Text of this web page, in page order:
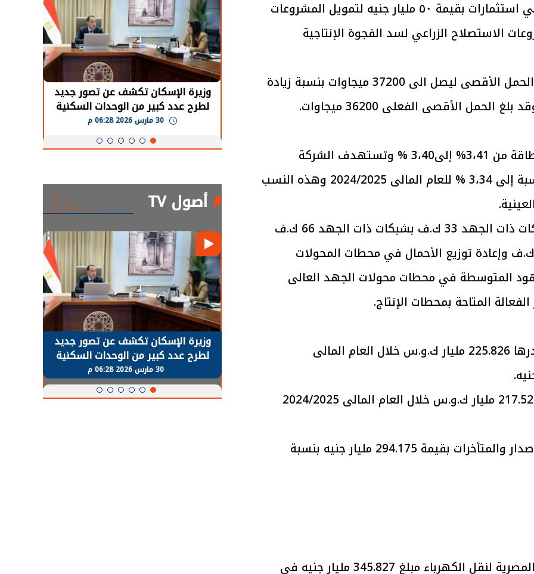
جودة التغذية الكهربائية، هذا بالإضافة الي استثمارات بقيمة ٥٠ مليار جنيه لتمويل المشروعات
الاستصلاح الزراعي لسد الفجوة الإنتاجية
الحمل الأقصى من المستهدف ان يرتفع الحمل الأقصى ليصل الى 37200 ميجاوات بنسبة زيادة
· من المتوقع انخفاض نسبة الفقد في الطاقة من 3،41% إلى3،40 % وتستهدف الشركة
المصرية لنقل الكهرباء الوصول بهذه النسبة إلى 3،34 % للعام المالى 2024/2025 وهذه النسب
· وذلك عن طريق الاستمرار في إحلال شبكات ذات الجهد 33 ك.ف بشبكات ذات الجهد 66 ك.ف
واستخدام الجهد 220 ك.ف بدلًا من 132 ك.ف وإعادة توزيع الأحمال في محطات المحولات
المتوسطة في محطات محولات الجهد العالى
المتاحة بمحطات الإنتاج.
· تهدف الموازنة إلى شراء كمية طاقة قدرها 225.826 مليار ك.و.س خلال العام المالى
· تهدف الموازنة بيع كمية طاقة قدرها 217.522 مليار ك.و.س خلال العام المالى 2024/2025
· وتستهدف الشركة تحصيل نقدى من الإصدار والمتأخرات بقيمة 294.175 مليار جنيه بنسبة
· من المستهدف أن تبلغ إيرادات الشركة المصرية لنقل الكهرباء مبلغ 345.827 مليار جنيه في
الإجراءات الخاصة
الرئاسية بطرح وحدات
افتتاح «إيجبس 2026» بحضور دولي
واسع.. والبترول: مصر تعزز مكانتها
وزيرة الإسكان تكشف عن تصور جديد
لطرح عدد كبير من الوحدات السكنية
بنظام الإيجار
أصول TV
الإجراءات الخاصة
الرئاسية بطرح وحدات
للمواطنين
واسع.. والبترول: مصر تعزز مكانتها
وزيرة الإسكان تكشف عن تصور جديد
لطرح عدد كبير من الوحدات السكنية
بنظام الإيجار